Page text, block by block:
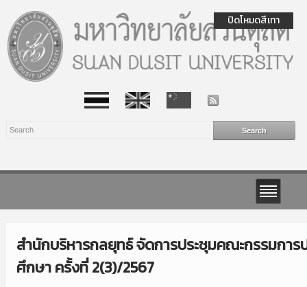
สำนักบริหารกลยุทธ์ จัดการประชุมคณะกรรมกา
ศึกษา ครั้งที่ 2(3)/2567
ปิดโหมดสีเทา